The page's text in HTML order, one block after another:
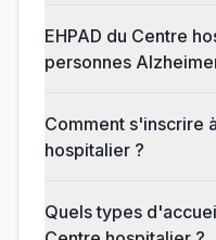
EHPAD du Centre
personnes
Comment s'inscrire
hospitalier ?
Quels types